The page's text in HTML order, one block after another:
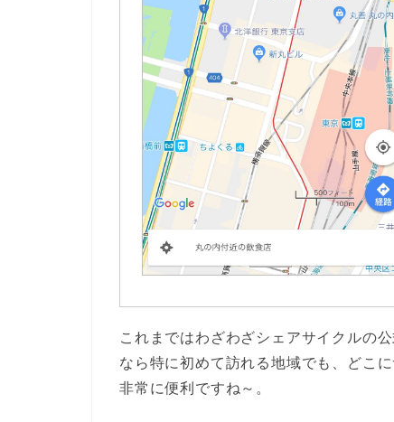
これまではわざわざシェアサイクルの
なら特に初めて訪れる地域でも、どこ
非常に便利ですね～。